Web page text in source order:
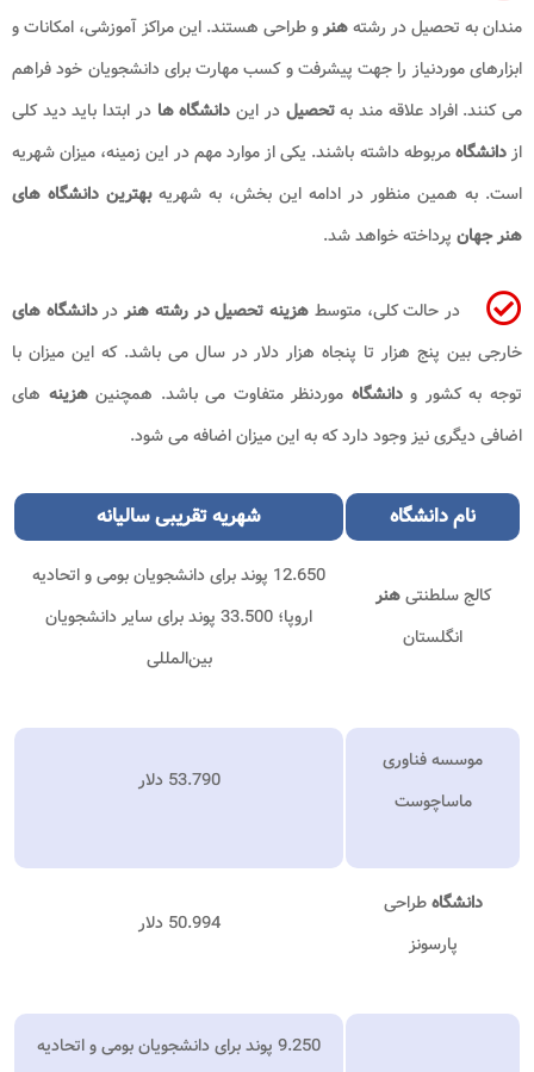
مندان به تحصیل در رشتههنرو طراحی هستند. این مراکز آموزشی، امکانات و
ابزارهای موردنیاز را جهت پیشرفت و کسب مهارت برای دانشجویان خود فراهم
می کنند. افراد علاقه مند بهتحصیل در این دانشگاه ها در ابتدا باید دید کلی
ازدانشگاهمربوطه داشته باشند. یکی از موارد مهم در این زمینه، میزان شهریه
است. به همین منظور در ادامه این بخش، به شهریهبهترین دانشگاه های
هنر جهان پرداخته خواهد شد.
در حالت کلی، متوسط هزینه تحصیل در رشته هنردردانشگاه های
خارجی بین پنج هزار تا پنجاه هزار دلار در سال می باشد. که این میزان با
توجه به کشور ودانشگاه موردنظر متفاوت می باشد. همچنینهزینه های
اضافی دیگری نیز وجود دارد که به این میزان اضافه می شود.
نامدانشگاه شهریه تقریبی سالیانه
کالج سلطنتیهنر
انگلستان
12.650 پوند برای دانشجویان بومی و اتحادیه
اروپا؛ 33.500 پوند برای سایر دانشجویان
بین‌المللی
موسسه فناوری
ماساچوست
53.790 دلار
دانشگاهطراحی
پارسونز
50.994 دلار
9.250 پوند برای دانشجویان بومی و اتحادیه